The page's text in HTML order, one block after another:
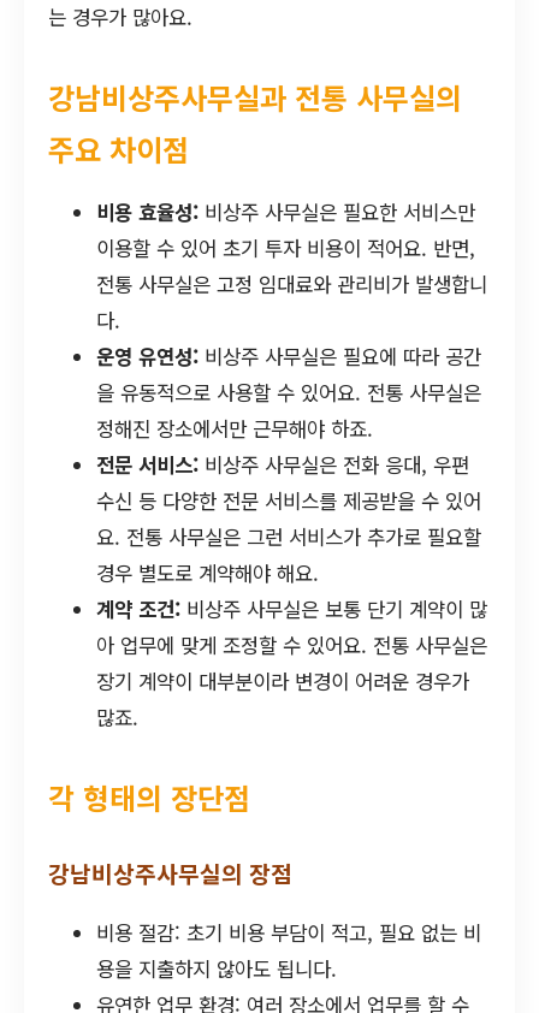
는 경우가 많아요.
강남비상주사무실과 전통 사무실의
주요 차이점
비용 효율성: 비상주 사무실은 필요한 서비스만
이용할 수 있어 초기 투자 비용이 적어요. 반면,
전통 사무실은 고정 임대료와 관리비가 발생합니
다.
운영 유연성: 비상주 사무실은 필요에 따라 공간
을 유동적으로 사용할 수 있어요. 전통 사무실은
정해진 장소에서만 근무해야 하죠.
전문 서비스: 비상주 사무실은 전화 응대, 우편
수신 등 다양한 전문 서비스를 제공받을 수 있어
요. 전통 사무실은 그런 서비스가 추가로 필요할
경우 별도로 계약해야 해요.
계약 조건: 비상주 사무실은 보통 단기 계약이 많
아 업무에 맞게 조정할 수 있어요. 전통 사무실은
장기 계약이 대부분이라 변경이 어려운 경우가
많죠.
각 형태의 장단점
강남비상주사무실의 장점
비용 절감: 초기 비용 부담이 적고, 필요 없는 비
용을 지출하지 않아도 됩니다.
유연한 업무 환경: 여러 장소에서 업무를 할 수